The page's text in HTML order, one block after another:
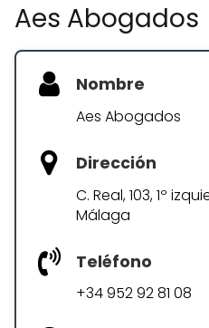
Aes Abogados
Nombre
Aes Abogados
Dirección
C. Real, 103, 1º
Málaga
Teléfono
+34 952 92 81 08